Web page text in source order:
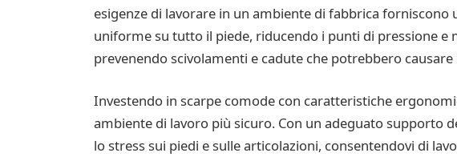
esigenze di lavorare in un ambiente di fabbrica
uniforme su tutto il piede, riducendo i punti di pressione
prevenendo scivolamenti e cadute che potrebbero causare
Investendo in scarpe comode con caratteristiche
ambiente di lavoro più sicuro. Con un adeguato supporto
lo stress sui piedi e sulle articolazioni, consentendovi di